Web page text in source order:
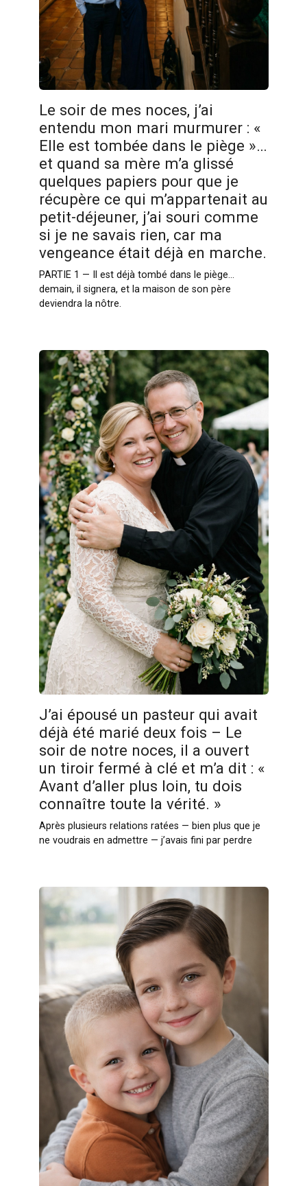
Le soir de mes noces, j’ai
entendu mon mari murmurer : «
Elle est tombée dans le piège »…
et quand sa mère m’a glissé
quelques papiers pour que je
récupère ce qui m’appartenait au
petit-déjeuner, j’ai souri comme
si je ne savais rien, car ma
vengeance était déjà en marche.
PARTIE 1 — Il est déjà tombé dans le piège…
demain, il signera, et la maison de son père
deviendra la nôtre.
J’ai épousé un pasteur qui avait
déjà été marié deux fois – Le
soir de notre noces, il a ouvert
un tiroir fermé à clé et m’a dit : «
Avant d’aller plus loin, tu dois
connaître toute la vérité. »
Après plusieurs relations ratées — bien plus que je
ne voudrais en admettre — j’avais fini par perdre